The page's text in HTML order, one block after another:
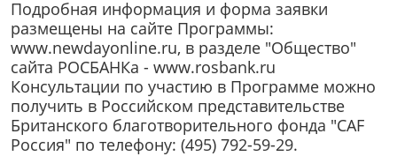
Подробная информация и форма заявки
размещены на сайте Программы:
www.newdayonline.ru, в разделе "Общество"
сайта РОСБАНКа - www.rosbank.ru
Консультации по участию в Программе можно
получить в Российском представительстве
Британского благотворительного фонда "CAF
Россия" по телефону: (495) 792-59-29.